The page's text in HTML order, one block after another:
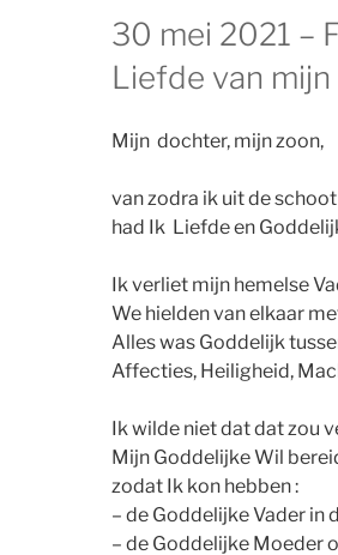
GEPLAATST
OP
30 mei 2021 –
Liefde van
Mijn dochter, mijn zoon,
van zodra ik uit de
had Ik Liefde en
Ik verliet mijn hemelse
We hielden van elkaar
Alles was Goddelijk
Affecties, Heiligheid,
Ik wilde niet dat dat zou
Mijn Goddelijke Wil
zodat Ik kon hebben :
– de Goddelijke Vader in
– de Goddelijke Moeder